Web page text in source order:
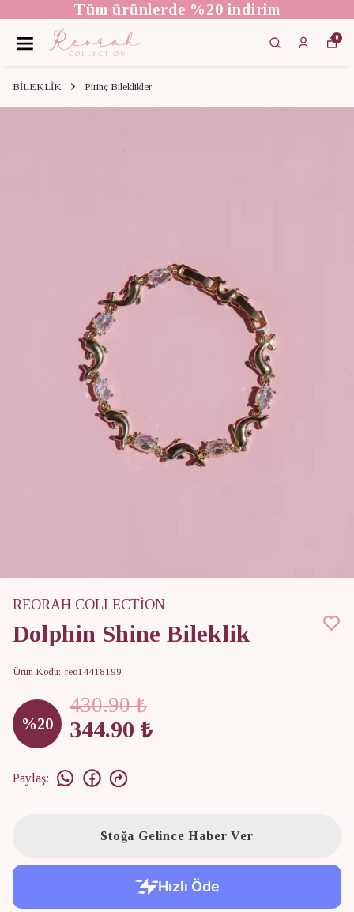
Tüm ürünlerde %20 indirim
0
BİLEKLİK Pirinç Bileklikler
REORAH COLLECTİON
Dolphin Shine Bileklik
Ürün Kodu: reo14418199
%20
430.90 ₺
344.90 ₺
Paylaş:
Stoğa Gelince Haber Ver